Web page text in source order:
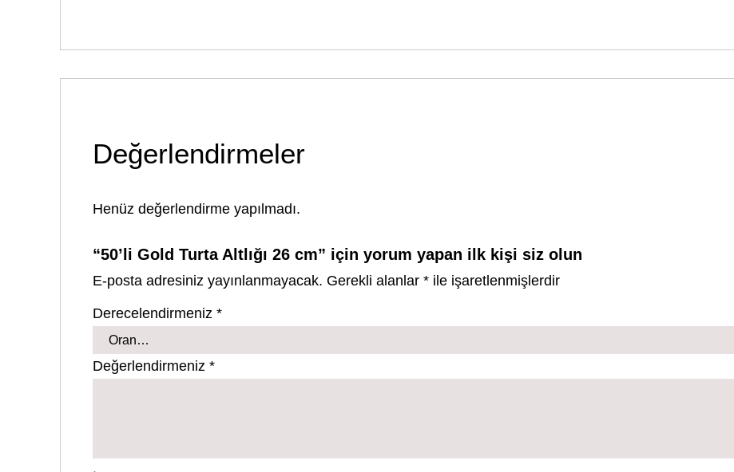
Değerlendirmeler
Henüz değerlendirme yapılmadı.
“50’li Gold Turta Altlığı 26 cm” için yorum yapan ilk kişi siz olun
E-posta adresiniz yayınlanmayacak. Gerekli alanlar* ile işaretlenmişlerdir
Derecelendirmeniz*
Değerlendirmeniz*